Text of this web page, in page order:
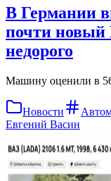
В Германии
почти новый
недорого
Машину оценили в
Новости
Евгений Васин